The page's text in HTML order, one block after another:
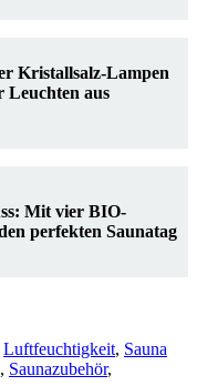
Kristallsalz-Lampen
Leuchten aus
Mit vier BIO-
perfekten Saunatag
Luftfeuchtigkeit, Sauna
, Saunazubehör,